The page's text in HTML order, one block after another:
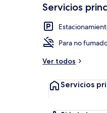
Servicios
Para no
Ver todos
Servicios